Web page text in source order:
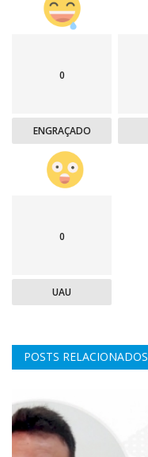
0
ENGRAÇADO
0
UAU
POSTS RELACIONADOS